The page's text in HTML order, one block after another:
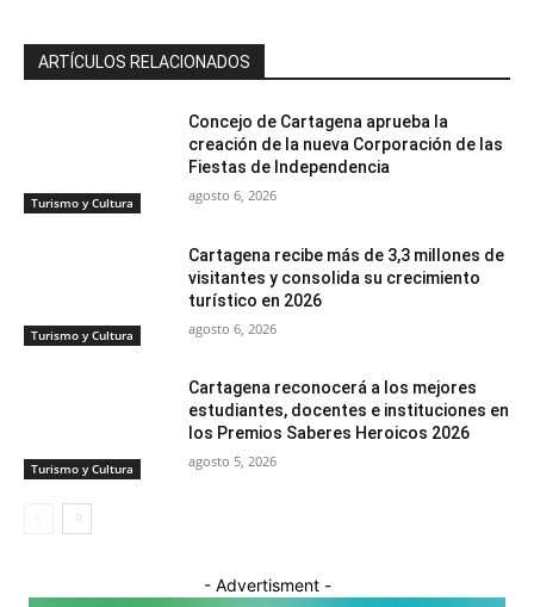
ARTÍCULOS RELACIONADOS
Turismo y Cultura
Concejo de Cartagena aprueba la
creación de la nueva Corporación de las
Fiestas de Independencia
agosto 6, 2026
Turismo y Cultura
Cartagena recibe más de 3,3 millones de
visitantes y consolida su crecimiento
turístico en 2026
agosto 6, 2026
Turismo y Cultura
Cartagena reconocerá a los mejores
estudiantes, docentes e instituciones en
los Premios Saberes Heroicos 2026
agosto 5, 2026
- Advertisment -